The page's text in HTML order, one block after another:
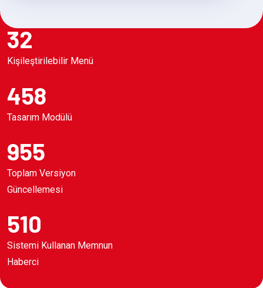
32
Kişileştirilebilir Menü
458
Tasarım Modülü
955
Toplam Versiyon
Güncellemesi
510
Sistemi Kullanan Memnun
Haberci